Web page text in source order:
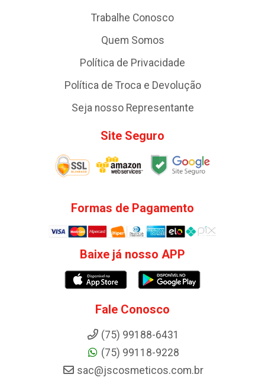
Trabalhe Conosco
Quem Somos
Política de Privacidade
Política de Troca e Devolução
Seja nosso Representante
Site Seguro
Formas de Pagamento
Baixe já nosso APP
Fale Conosco
(75) 99188-6431
(75) 99118-9228
sac@jscosmeticos.com.br